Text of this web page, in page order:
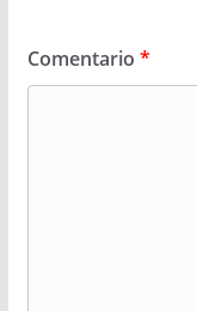
Comentario *